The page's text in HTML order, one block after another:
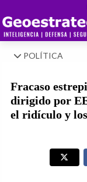
POLÍTICA
Fracaso
dirigido por
el ridículo y